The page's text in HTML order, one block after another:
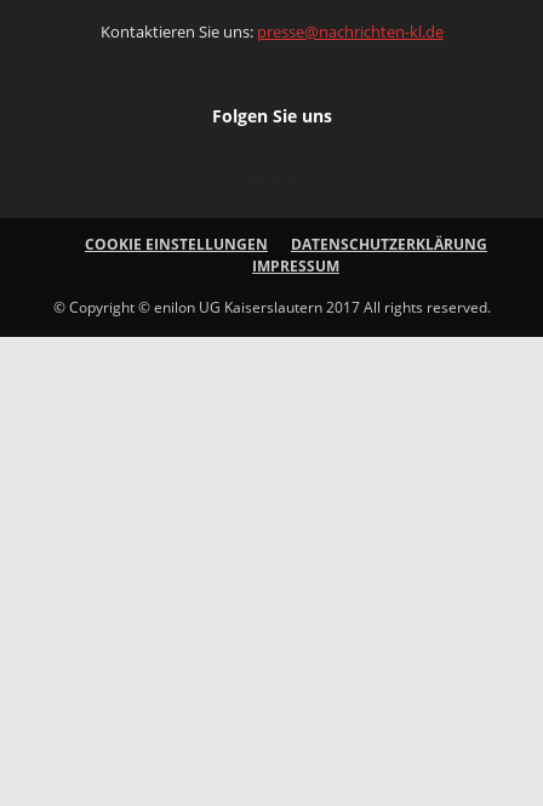
Kontaktieren Sie uns: presse@nachrichten-kl.de
Folgen Sie uns
COOKIE EINSTELLUNGEN
DATENSCHUTZERKLÄRUNG
IMPRESSUM
© Copyright © enilon UG Kaiserslautern 2017 All rights reserved.